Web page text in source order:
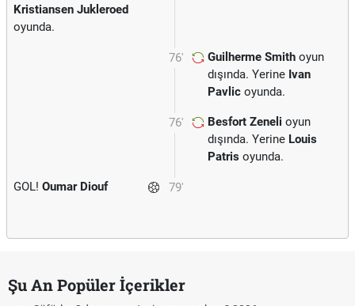
Kristiansen Jukleroed
oyunda.
76' Guilherme Smith oyun
dışında. Yerine Ivan
Pavlic oyunda.
76' Besfort Zeneli oyun
dışında. Yerine Louis
Patris oyunda.
79'
GOL! Oumar Diouf
Şu An Popüler İçerikler